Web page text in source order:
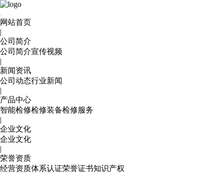
网站首页
|
公司简介
公司简介宣传视频
|
新闻资讯
公司动态行业新闻
|
产品中心
智能检修检修装备检修服务
|
企业文化
企业文化
|
荣誉资质
经营资质体系认证荣誉证书知识产权